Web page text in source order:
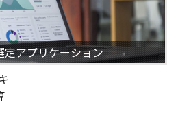
定アプリケーション